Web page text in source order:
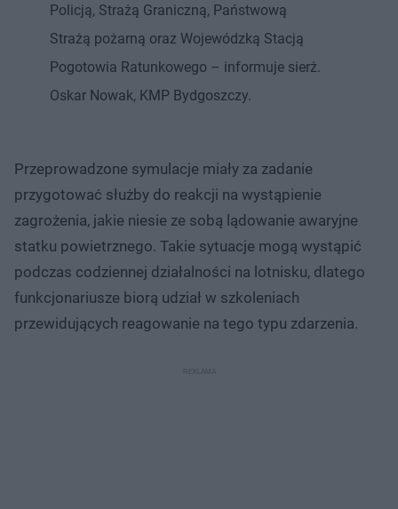
Policją, Strażą Graniczną, Państwową
Strażą pożarną oraz Wojewódzką Stacją
Pogotowia Ratunkowego – informuje sierż.
Oskar Nowak, KMP Bydgoszczy.
Przeprowadzone symulacje miały za zadanie
przygotować służby do reakcji na wystąpienie
zagrożenia, jakie niesie ze sobą lądowanie awaryjne
statku powietrznego. Takie sytuacje mogą wystąpić
podczas codziennej działalności na lotnisku, dlatego
funkcjonariusze biorą udział w szkoleniach
przewidujących reagowanie na tego typu zdarzenia.